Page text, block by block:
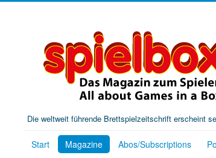
Die weltweit führende Brettspielzeitschrift erscheint
Start Magazine Abos/Subscriptions